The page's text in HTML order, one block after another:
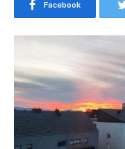
Facebook